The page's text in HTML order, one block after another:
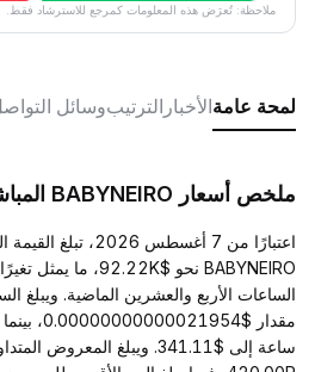
ملاحظة: تُعرَض هذه المعلومات كمرجع للاسترشاد فقط.
لمحة عامةالأخبار الترتيبوسائل
ملخص أسعار BABYNEIRO المباشر
اعتبارًا من 7 أغسطس